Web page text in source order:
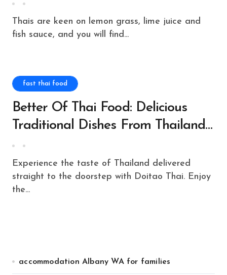
Thais are keen on lemon grass, lime juice and
fish sauce, and you will find...
fast thai food
Better Of Thai Food: Delicious
Traditional Dishes From Thailand
Based On Original And Modern
Recipes Fast And Lightweight :
Nguyen, Chai: Amazoncomau:
Books
Experience the taste of Thailand delivered
straight to the doorstep with Doitao Thai. Enjoy
the...
accommodation Albany WA for families